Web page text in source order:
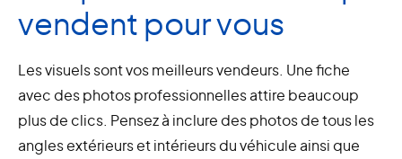
vendent pour vous
Les visuels sont vos meilleurs vendeurs. Une fiche
avec des photos professionnelles attire beaucoup
plus de clics. Pensez à inclure des photos de tous les
angles extérieurs et intérieurs du véhicule ainsi que